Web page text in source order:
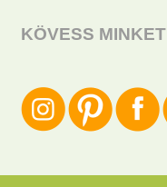
KÖVESS MINKET